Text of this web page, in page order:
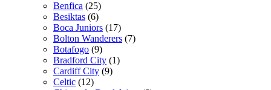
Benfica (25)
Besiktas (6)
Boca Juniors (17)
Bolton Wanderers (7)
Botafogo (9)
Bradford City (1)
Cardiff City (9)
Celtic (12)